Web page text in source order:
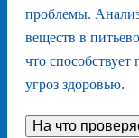
проблемы.
веществ в
что
угроз здоровью.
На что